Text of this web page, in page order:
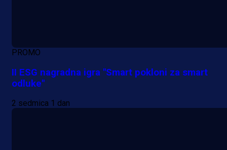
PROMO
II ESG nagradna igra "Smart pokloni za smart
odluke"
2 sedmica 1 dan